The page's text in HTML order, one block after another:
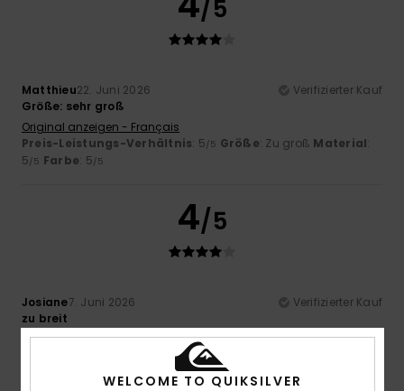
/5
Matthieu22. Juni 2026
Verifizierter Kauf
Größe: sehr groß
Original anzeigen - Français
Preis-Leistungs-Verhältnis: 5/5 Größe: Zu groß Material:
5/5 Farbe: 5/5
4/5
Josiane7. Juni 2026
Verifizierter Kauf
zu breit
Original anzeigen - Français
Preis-Leistungs-Verhältnis: 3/5 Größe
WELCOME TO QUIKSILVER